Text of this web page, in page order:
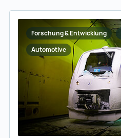
Forschung & Entwicklung
Automotive